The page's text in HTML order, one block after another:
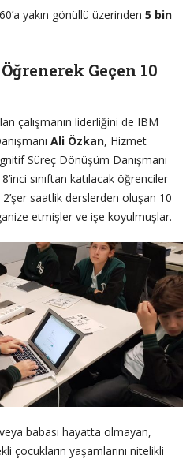
yakın gönüllü üzerinden 5 bin
Geçen 10
çalışmanın liderliğini de IBM
Ali Özkan, Hizmet
Süreç Dönüşüm Danışmanı
sınıftan katılacak öğrenciler
saatlik derslerden oluşan 10
etmişler ve işe koyulmuşlar.
babası hayatta olmayan,
çocukların yaşamlarını nitelikli